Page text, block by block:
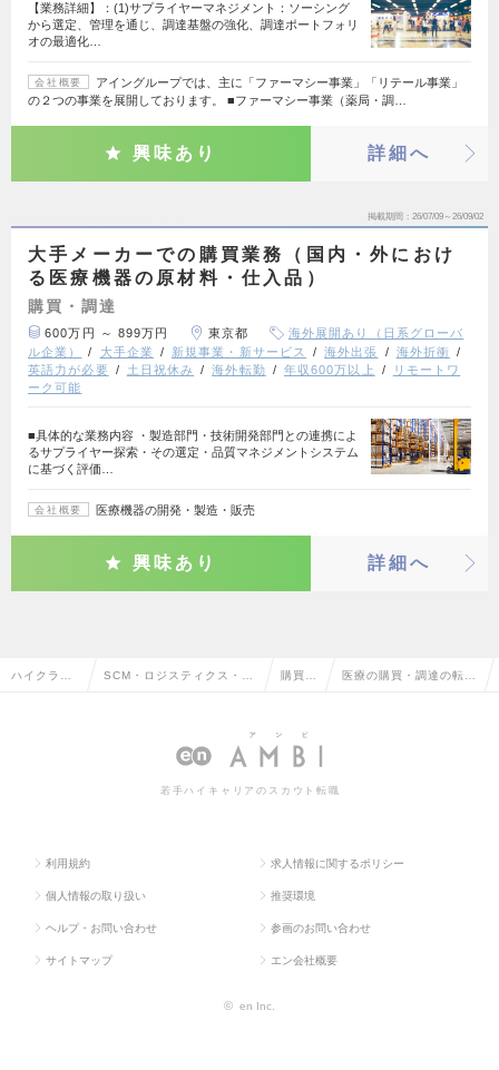
【業務詳細】：(1)サプライヤーマネジメント：ソーシング
から選定、管理を通じ、調達基盤の強化、調達ポートフォリ
オの最適化…
会社概要
アイングループでは、主に「ファーマシー事業」「リテール事業」
の２つの事業を展開しております。 ■ファーマシー事業（薬局・調…
興味あり 詳細へ
掲載期間 26/07/09～26/09/02
大手メーカーでの購買業務（国内・外におけ
る医療機器の原材料・仕入品）
購買・調達
600万円 ～ 899万円 東京都
海外展開あり（日系グローバ
ル企業）
大手企業 新規事業・新サービス 海外出張
海外折衝
英語力が必要
土日祝休み 海外転勤 年収600万以上
リモートワ
ーク可能
■具体的な業務内容 ・製造部門・技術開発部門との連携によ
るサプライヤー探索・その選定・品質マネジメントシステム
に基づく評価…
会社概要 医療機器の開発・製造・販売
興味あり 詳細へ
ハイクラス SCM・ロジスティクス・物 購買・ 医療の購買・調達の転
若手ハイキャリアのスカウト転職
利用規約 求人情報に関するポリシー
個人情報の取り扱い 推奨環境
ヘルプ・お問い合わせ 参画のお問い合わせ
サイトマップ エン会社概要
© en Inc.